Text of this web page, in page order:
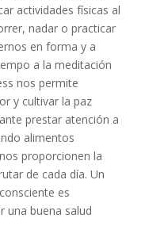
actividades físicas al
nadar o practicar
en forma y a
a la meditación
nos permite
y cultivar la paz
prestar atención a
alimentos
proporcionen la
de cada día. Un
es
una buena salud